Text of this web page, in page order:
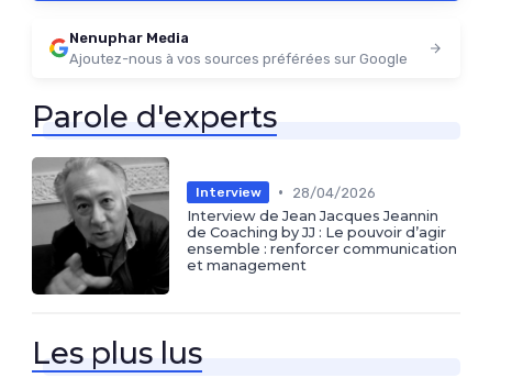
Nenuphar Media
Ajoutez-nous à vos sources préférées sur Google
Parole d'experts
Interview •
28/04/2026
Interview de Jean Jacques Jeannin
de Coaching by JJ : Le pouvoir d’agir
ensemble : renforcer communication
et management
Les plus lus